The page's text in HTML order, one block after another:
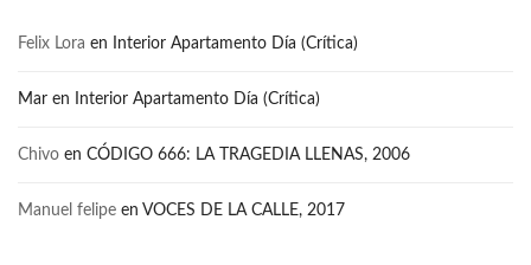
Felix Lora en Interior Apartamento Día (Crítica)
Mar en Interior Apartamento Día (Crítica)
Chivo en CÓDIGO 666: LA TRAGEDIA LLENAS, 2006
Manuel felipe en VOCES DE LA CALLE, 2017